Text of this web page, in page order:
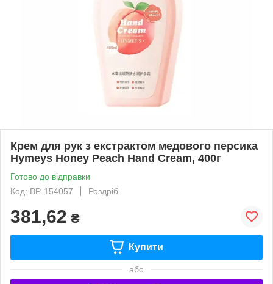
Крем для рук з екстрактом медового персика
Hymeys Honey Peach Hand Cream, 400г
Готово до відправки
Код: ВР-154057
Роздріб
381,62 ₴
Купити
або